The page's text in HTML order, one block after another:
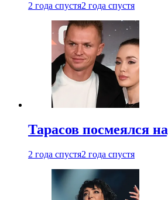
2 года спустя2 года спустя
Тарасов посмеялся
2 года спустя2 года спустя